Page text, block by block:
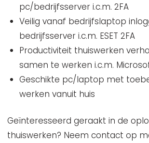
pc/bedrijfsserver i.c.m. 2FA
Veilig vanaf bedrijfslaptop
bedrijfsserver i.c.m. ESET 2FA
Productiviteit thuiswerken
samen te werken i.c.m.
Geschikte pc/laptop met
werken vanuit huis
Geïnteresseerd geraakt in de
thuiswerken? Neem contact op